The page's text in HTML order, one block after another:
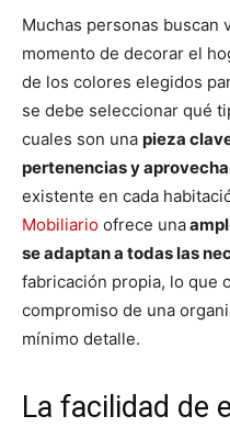
Muchas personas buscan
momento de decorar el
de los colores elegidos
se debe seleccionar qué
cuales son una pieza
pertenencias y
existente en cada
Mobiliario ofrece una
se adaptan a todas las
fabricación propia, lo que
compromiso de una
mínimo detalle.
La facilidad de